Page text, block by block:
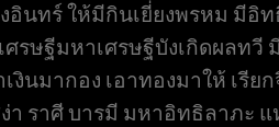
อินทร์ ให้มีกินเยี่ยงพรหม มีอิ
รษฐีมหาเศรษฐีบังเกิดผลท
งินมากอง เอาทองมาให้ เรี
า ราศี บารมี มหาอิทธิลาภะ